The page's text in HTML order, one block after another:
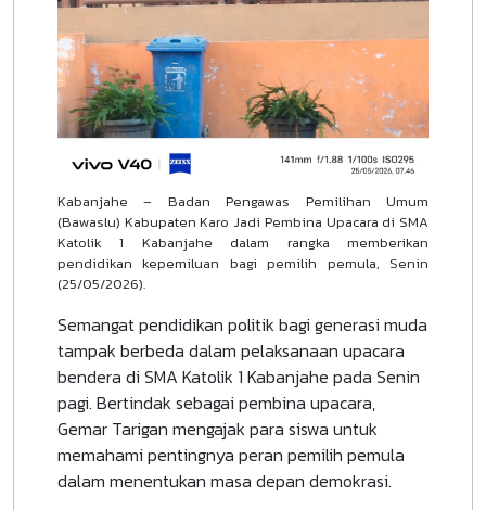
Kabanjahe – Badan Pengawas Pemilihan Umum
(Bawaslu) Kabupaten Karo Jadi Pembina Upacara di SMA
Katolik 1 Kabanjahe dalam rangka memberikan
pendidikan kepemiluan bagi pemilih pemula, Senin
(25/05/2026).
Semangat pendidikan politik bagi generasi muda
tampak berbeda dalam pelaksanaan upacara
bendera di SMA Katolik 1 Kabanjahe pada Senin
pagi. Bertindak sebagai pembina upacara,
Gemar Tarigan mengajak para siswa untuk
memahami pentingnya peran pemilih pemula
dalam menentukan masa depan demokrasi.